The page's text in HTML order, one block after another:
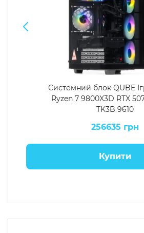
Системний блок QUBE
Ryzen 7 9800X3D RTX
TK3B 9610
256635 грн
Купити